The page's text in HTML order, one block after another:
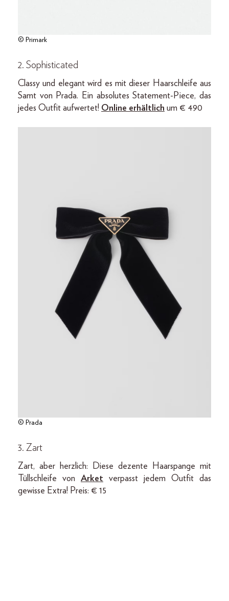
© Primark
2. Sophisticated
Classy und elegant wird es mit dieser Haarschleife aus
Samt von Prada. Ein absolutes Statement-Piece, das
jedes Outfit aufwertet! Online erhältlich um € 490
© Prada
3. Zart
Zart, aber herzlich: Diese dezente Haarspange mit
Tüllschleife von Arket verpasst jedem Outfit das
gewisse Extra! Preis: € 15